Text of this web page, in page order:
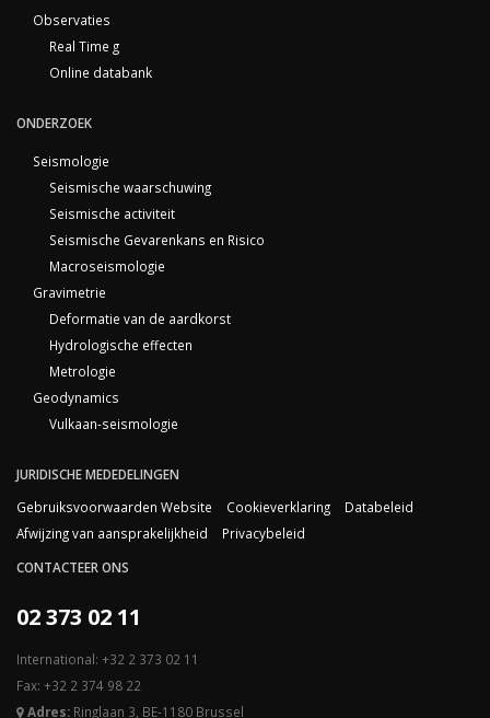
Observaties
Real Time g
Online databank
ONDERZOEK
Seismologie
Seismische waarschuwing
Seismische activiteit
Seismische Gevarenkans en Risico
Macroseismologie
Gravimetrie
Deformatie van de aardkorst
Hydrologische effecten
Metrologie
Geodynamics
Vulkaan-seismologie
JURIDISCHE MEDEDELINGEN
Gebruiksvoorwaarden Website
Cookieverklaring
Databeleid
Afwijzing van aansprakelijkheid
Privacybeleid
CONTACTEER ONS
02 373 02 11
International: +32 2 373 02 11
Fax: +32 2 374 98 22
Adres: Ringlaan 3, BE-1180 Brussel